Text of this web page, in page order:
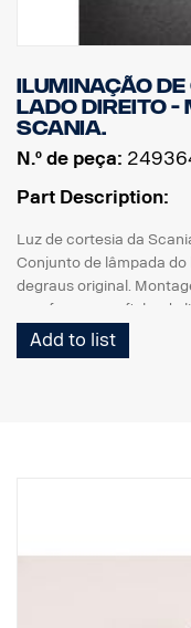
Iluminação
lado direito -
Scania.
N.º de peça:
Part Description:
Luz de cortesia da
Conjunto de lâmpada
degraus original.
parafusos com ficha de
Nota. Adapta-se
Add to list